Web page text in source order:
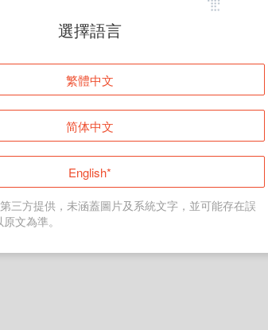
頁面無法顯示
登入
返回首頁
選擇語言
繁體中文
简体中文
English*
三方提供，未涵蓋圖片及系統文字，並可能存在誤
文為準。